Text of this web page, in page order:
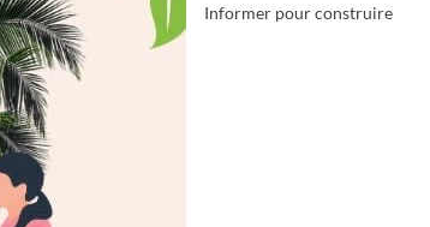
Informer pour construire